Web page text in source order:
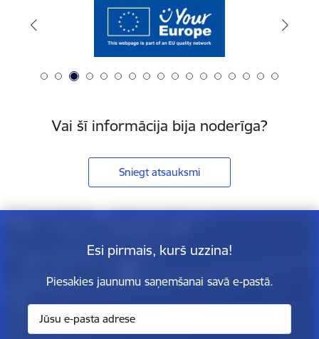
Vai šī informācija bija noderīga?
Sniegt atsauksmi
Esi pirmais, kurš uzzina!
Piesakies jaunumu saņemšanai savā e-pastā.